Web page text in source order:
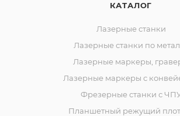
КАТАЛОГ
Лазерные станки
Лазерные станки по
Лазерные маркеры,
Лазерные маркеры с
Фрезерные станки с
Планшетный режущий